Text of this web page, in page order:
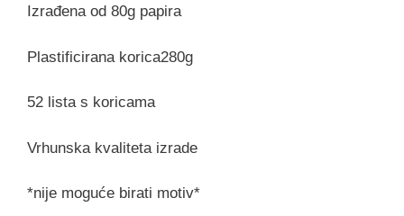
Izrađena od 80g papira
Plastificirana korica280g
52 lista s koricama
Vrhunska kvaliteta izrade
*nije moguće birati motiv*